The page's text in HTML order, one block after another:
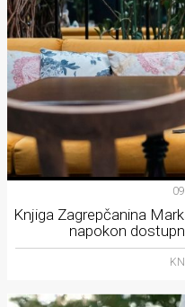
Knjiga Zagrepčanina
napokon